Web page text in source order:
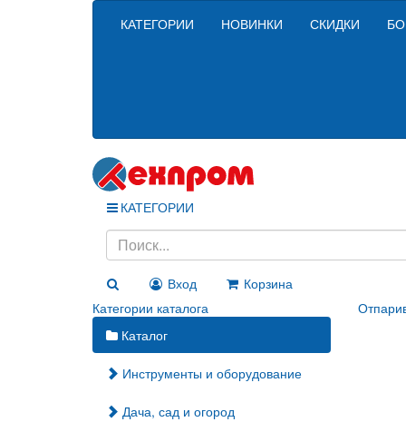
КАТЕГОРИИ НОВИНКИ СКИДКИ
КАТЕГОРИИ
Вход
Корзина
Категории каталога
Каталог
Инструменты и оборудование
Дача, сад и огород